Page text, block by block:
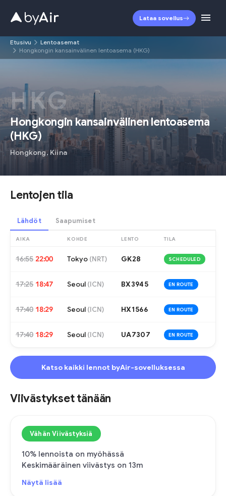
Lataa sovellus
Etusivu
Lentoasemat
Hongkongin kansainvälinen lentoasema (HKG)
HKG
Hongkongin kansainvälinen lentoasema
(HKG)
Hongkong, Kiina
Lentojen tila
Lähdöt Saapumiset
AIKA KOHDE LENTO TILA
16:55 22:00 Tokyo (NRT) GK28 SCHEDULED
17:25 18:47 Seoul (ICN) BX3945 EN ROUTE
17:40 18:29 Seoul (ICN) HX1566 EN ROUTE
17:40 18:29 Seoul (ICN) UA7307 EN ROUTE
Katso kaikki lennot byAir-sovelluksessa
Viivästykset tänään
Vähän Viivästyksiä
10% lennoista on myöhässä
Keskimääräinen viivästys on 13m
Näytä lisää